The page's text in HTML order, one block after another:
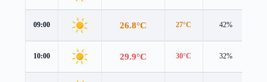
09:00 26.8°C 27°C 42%
10:00 29.9°C 30°C 32%